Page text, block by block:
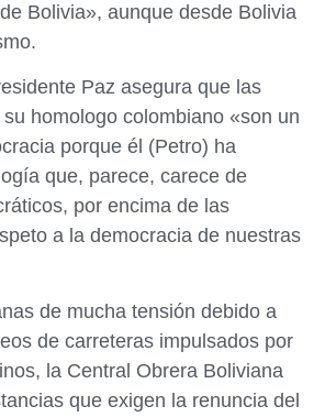
Bolivia», aunque desde Bolivia
Paz asegura que las
homologo colombiano «son un
porque él (Petro) ha
que, parece, carece de
por encima de las
a la democracia de nuestras
de mucha tensión debido a
de carreteras impulsados por
la Central Obrera Boliviana
que exigen la renuncia del